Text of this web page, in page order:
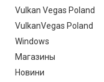
Vulkan Vegas Poland
VulkanVegas Poland
Windows
Магазины
Новини